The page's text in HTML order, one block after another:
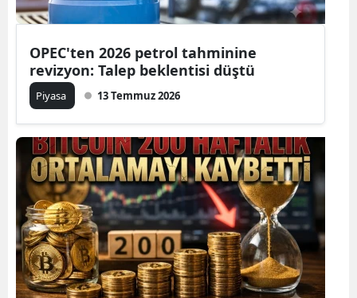
OPEC'ten 2026 petrol tahminine
revizyon: Talep beklentisi düştü
Piyasa 13 Temmuz 2026